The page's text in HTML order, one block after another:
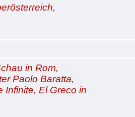
in Rom,
Paolo Baratta,
Infinite, El Greco in